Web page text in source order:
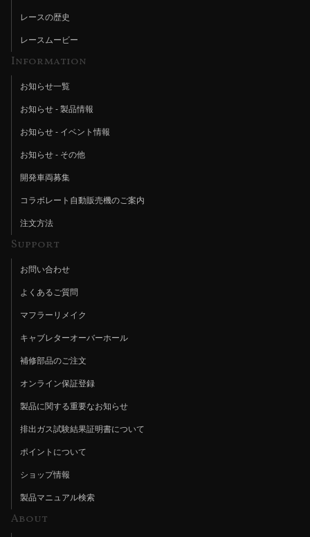
レースの歴史
レースムービー
Information
お知らせ一覧
お知らせ - 製品情報
お知らせ - イベント情報
お知らせ - その他
開発車両募集
コラボレート自動販売機のご案内
注文方法
Support
お問い合わせ
よくあるご質問
マフラーリメイク
キャブレターオーバーホール
補修部品のご注文
オンライン保証登録
製品に関する重要なお知らせ
排出ガス試験結果証明書について
ポイントについて
ショップ情報
製品マニュアル検索
About